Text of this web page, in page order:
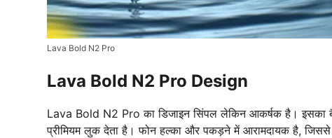
Lava Bold N2 Pro
Lava Bold N2 Pro Design
Lava Bold N2 Pro का डिजाइन सिंपल लेकिन आकर्षक है।
प्रीमियम लुक देता है। फोन हल्का और पकड़ने में आरामदायक है,